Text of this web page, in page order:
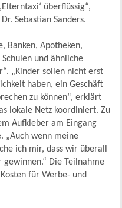
überflüssig“,
Sebastian Sanders.
Banken, Apotheken,
und ähnliche
„Kinder sollen nicht erst
haben, ein Geschäft
zu können“, erklärt
lokale Netz koordiniert. Zu
Aufkleber am Eingang
„Auch wenn meine
ich mir, dass wir überall
Die Teilnahme
für Werbe- und